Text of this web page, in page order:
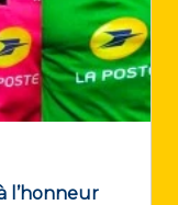
l’honneur